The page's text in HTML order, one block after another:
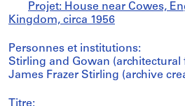
Projet: House near Cowes,
Kingdom, circa 1956
Personnes et institutions:
Stirling and Gowan (architectural
James Frazer Stirling (archive
Titre: